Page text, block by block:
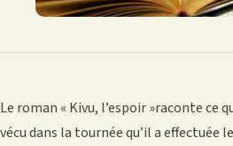
Le roman « Kivu, l’espoir »raconte ce
vécu dans la tournée qu’il a effectuée